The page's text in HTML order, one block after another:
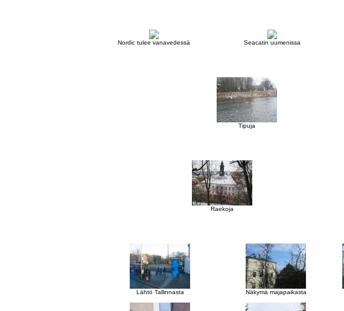
Nordic tulee vanavedessä Seacatin uumenissa
Tipuja
Raekoja
Lähtö Tallinnasta Näkymä majapaikasta